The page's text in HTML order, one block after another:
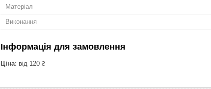
Матеріал
Виконання
Інформація для замовлення
Ціна: від 120 ₴